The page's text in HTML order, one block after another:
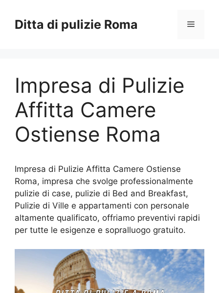
contenuto
Ditta di pulizie Roma Menu
Impresa di Pulizie
Affitta Camere
Ostiense Roma
Impresa di Pulizie Affitta Camere Ostiense
Roma, impresa che svolge professionalmente
pulizie di case, pulizie di Bed and Breakfast,
Pulizie di Ville e appartamenti con personale
altamente qualificato, offriamo preventivi rapidi
per tutte le esigenze e sopralluogo gratuito.